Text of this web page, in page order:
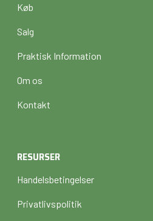
Køb
Salg
Praktisk Information
Om os
Kontakt
RESURSER
Handelsbetingelser
Privatlivspolitik